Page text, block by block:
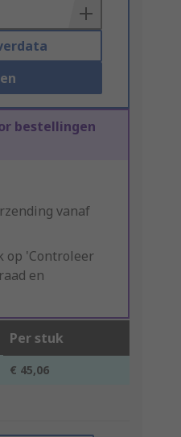
bestellingen
vanaf
op 'Controleer
en
Per stuk
€ 45,06